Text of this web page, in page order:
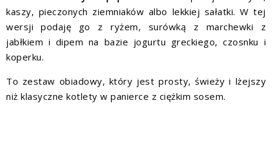
kaszy, pieczonych ziemniaków albo lekkiej sałatki. W tej
wersji podaję go z ryżem, surówką z marchewki z
jabłkiem i dipem na bazie jogurtu greckiego, czosnku i
koperku.
To zestaw obiadowy, który jest prosty, świeży i lżejszy
niż klasyczne kotlety w panierce z ciężkim sosem.